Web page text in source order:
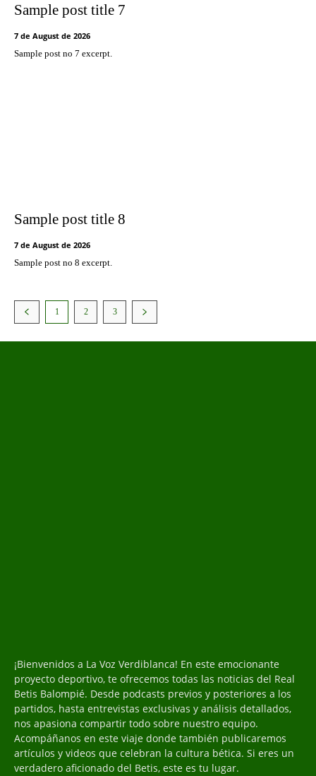
Sample post title 7
7 de August de 2026
Sample post no 7 excerpt.
Sample post title 8
7 de August de 2026
Sample post no 8 excerpt.
1 2 3
¡Bienvenidos a La Voz Verdiblanca! En este emocionante
proyecto deportivo, te ofrecemos todas las noticias del Real
Betis Balompié. Desde podcasts previos y posteriores a los
partidos, hasta entrevistas exclusivas y análisis detallados,
nos apasiona compartir todo sobre nuestro equipo.
Acompáñanos en este viaje donde también publicaremos
artículos y videos que celebran la cultura bética. Si eres un
verdadero aficionado del Betis, este es tu lugar.